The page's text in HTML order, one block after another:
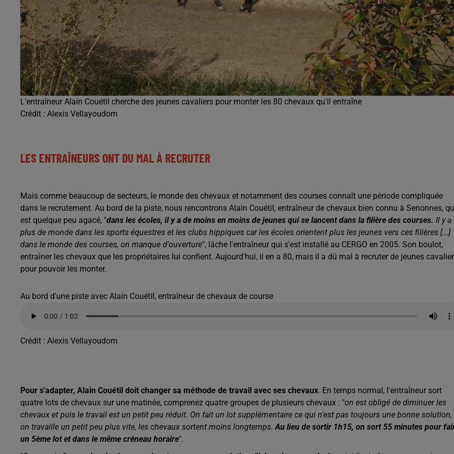
L'entraîneur Alain Couétil cherche des jeunes cavaliers pour monter les 80 chevaux qu'il entraîne
Crédit : Alexis Vellayoudom
LES ENTRAÎNEURS ONT DU MAL À RECRUTER
Mais comme beaucoup de secteurs, le monde des chevaux et notamment des courses connaît une période compliquée
dans le recrutement. Au bord de la piste, nous rencontrons Alain Couétil, entraîneur de chevaux bien connu à Senonnes,
est quelque peu agacé, "dans les écoles, il y a de moins en moins de jeunes qui se lancent dans la filière des courses. Il y a
plus de monde dans les sports équestres et les clubs hippiques car les écoles orientent plus les jeunes vers ces filières [...]
dans le monde des courses, on manque d'ouverture", lâche l'entraîneur qui s'est installé au CERGO en 2005. Son boulot,
entraîner les chevaux que les propriétaires lui confient. Aujourd'hui, il en a 80, mais il a dû mal à recruter de jeunes
pour pouvoir les monter.
Au bord d'une piste avec Alain Couétil, entraîneur de chevaux de course
Crédit : Alexis Vellayoudom
Pour s'adapter, Alain Couétil doit changer sa méthode de travail avec ses chevaux. En temps normal, l'entraîneur sort
quatre lots de chevaux sur une matinée, comprenez quatre groupes de plusieurs chevaux : "on est obligé de diminuer les
chevaux et puis le travail est un petit peu réduit. On fait un lot supplémentaire ce qui n'est pas toujours une bonne solution,
on travaille un petit peu plus vite, les chevaux sortent moins longtemps.Au lieu de sortir 1h15, on sort 55 minutes pour
un 5ème lot et dans le même créneau horaire".